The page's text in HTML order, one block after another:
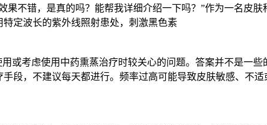
果不错，是真的吗？能帮我详细介绍一下吗？”作为一名皮
定波长的紫外线照射患处，刺激黑色素
或考虑使用中药熏蒸治疗时较关心的问题。答案并不是一些
段，不建议每天都进行。频率过高可能导致皮肤敏感、不